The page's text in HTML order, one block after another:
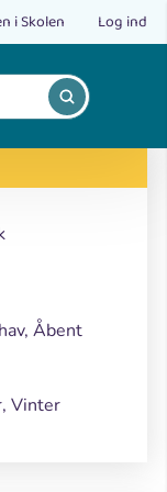
i Skolen Log ind
Åbent
Vinter